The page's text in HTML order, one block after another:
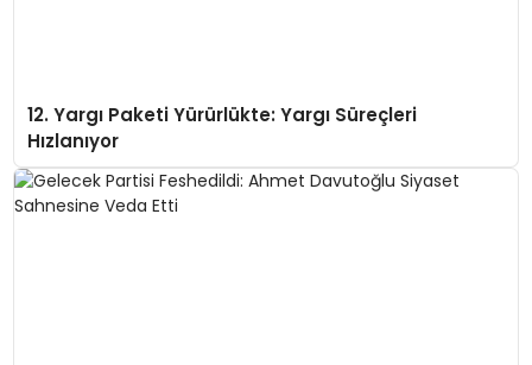
12. Yargı Paketi Yürürlükte: Yargı Süreçleri
Hızlanıyor